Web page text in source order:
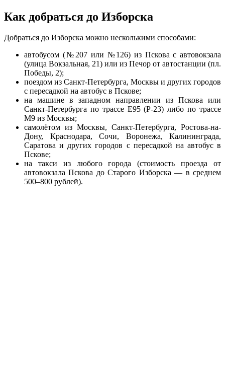
Как добраться до Изборска
Добраться до Изборска можно несколькими способами:
автобусом (№207 или №126) из Пскова с автовокзала
(улица Вокзальная, 21) или из Печор от автостанции (пл.
Победы, 2);
поездом из Санкт-Петербурга, Москвы и других городов
с пересадкой на автобус в Пскове;
на машине в западном направлении из Пскова или
Санкт-Петербурга по трассе E95 (P-23) либо по трассе
M9 из Москвы;
самолётом из Москвы, Санкт-Петербурга, Ростова-на-
Дону, Краснодара, Сочи, Воронежа, Калининграда,
Саратова и других городов с пересадкой на автобус в
Пскове;
на такси из любого города (стоимость проезда от
автовокзала Пскова до Старого Изборска — в среднем
500–800 рублей).